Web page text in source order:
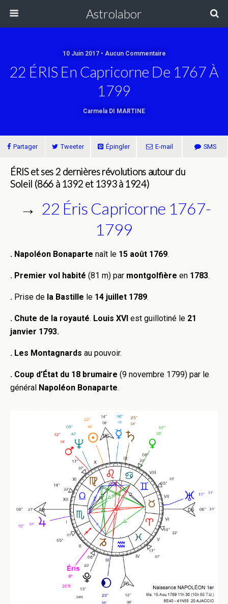
Astrolabor
10 Juin 2017 • Aucun Commentaire
22 ÉRIS En Capricorne De 1767 À
1799
Carmela DI MARTINE
Partager Tweeter Épingler E-mail SMS
ÉRIS et ses 2 dernières révolutions autour du
Soleil (866 à 1392 et1393 à 1924)
→ 22 Éris Capricorne 1767-
1799
. Napoléon Bonaparte naît le 15 août 1769.
. Premier vol habité (81 m) par montgolfière en 1783.
. Prise de la Bastille le 14 juillet 1789.
. Chute de la royauté. Louis XVI est guillotiné le 21
janvier 1793.
. Les Montagnards au pouvoir.
. Coup d’État du 18 brumaire (9 novembre 1799) par le
général Napoléon Bonaparte.